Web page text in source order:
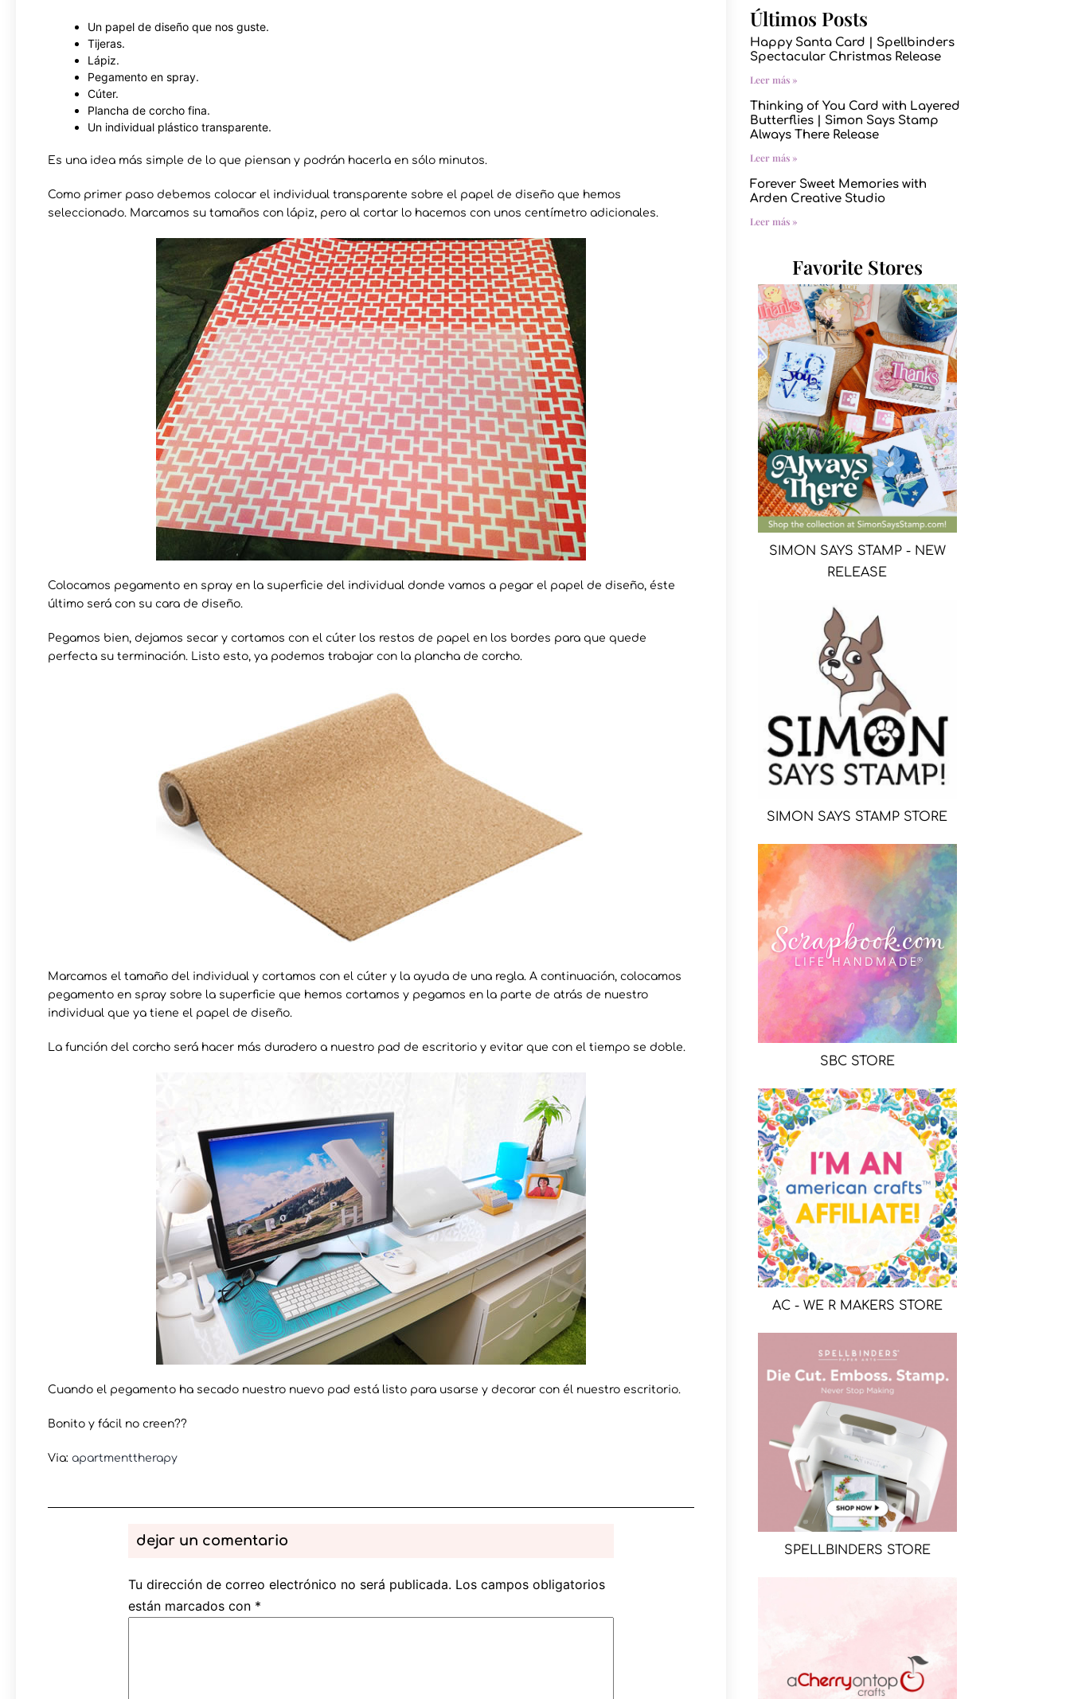
Un papel de diseño que nos guste.
Tijeras.
Lápiz.
Pegamento en spray.
Cúter.
Plancha de corcho fina.
Un individual plástico transparente.
Es una idea más simple de lo que piensan y podrán hacerla en sólo minutos.
Como primer paso debemos colocar el individual transparente sobre el papel de diseño que hemos
seleccionado. Marcamos su tamaños con lápiz, pero al cortar lo hacemos con unos centímetro adicionales.
Colocamos pegamento en spray en la superficie del individual donde vamos a pegar el papel de diseño, éste
último será con su cara de diseño.
Pegamos bien, dejamos secar y cortamos con el cúter los restos de papel en los bordes para que quede
perfecta su terminación. Listo esto, ya podemos trabajar con la plancha de corcho.
Marcamos el tamaño del individual y cortamos con el cúter y la ayuda de una regla. A continuación, colocamos
pegamento en spray sobre la superficie que hemos cortamos y pegamos en la parte de atrás de nuestro
individual que ya tiene el papel de diseño.
La función del corcho será hacer más duradero a nuestro pad de escritorio y evitar que con el tiempo se doble.
Cuando el pegamento ha secado nuestro nuevo pad está listo para usarse y decorar con él nuestro escritorio.
Bonito y fácil no creen??
Via: apartmenttherapy
dejar un comentario
Tu dirección de correo electrónico no será publicada. Los campos obligatorios
están marcados con *
Últimos Posts
Happy Santa Card | Spellbinders
Spectacular Christmas Release
Leer más »
Thinking of You Card with Layered
Butterflies | Simon Says Stamp
Always There Release
Leer más »
Forever Sweet Memories with
Arden Creative Studio
Leer más »
Favorite Stores
SIMON SAYS STAMP - NEW
RELEASE
SIMON SAYS STAMP STORE
SBC STORE
AC - WE R MAKERS STORE
SPELLBINDERS STORE